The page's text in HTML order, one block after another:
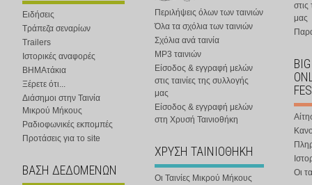
Ειδήσεις
Τράπεζα σεναρίων
Trailers
Ιστορικές αναφορές
ΒΗΜΑτάκια
Ξέρετε ότι...
Διάσημοι στην Ταινία
Μικρού Μήκους
Ραδιοφωνικές εκπομπές
Προτάσεις για το site
ΒΑΣΗ ΔΕΔΟΜΕΝΩΝ
Περιλήψεις όλων των ταινιών
Όλα τα σχόλια των ταινιών
Σχόλια ανά ταινία
MP3 ταινιών
Είσοδος & εγγραφή μελών
στις ταινίες της συλλογής
μας
Είσοδος & εγγραφή μελών
στη Χρυσή Ταινιοθήκη
ΧΡΥΣΗ ΤΑΙΝΙΟΘΗΚΗ
Οι Ταινίες Μικρού Μήκους
στις
μας
Οι